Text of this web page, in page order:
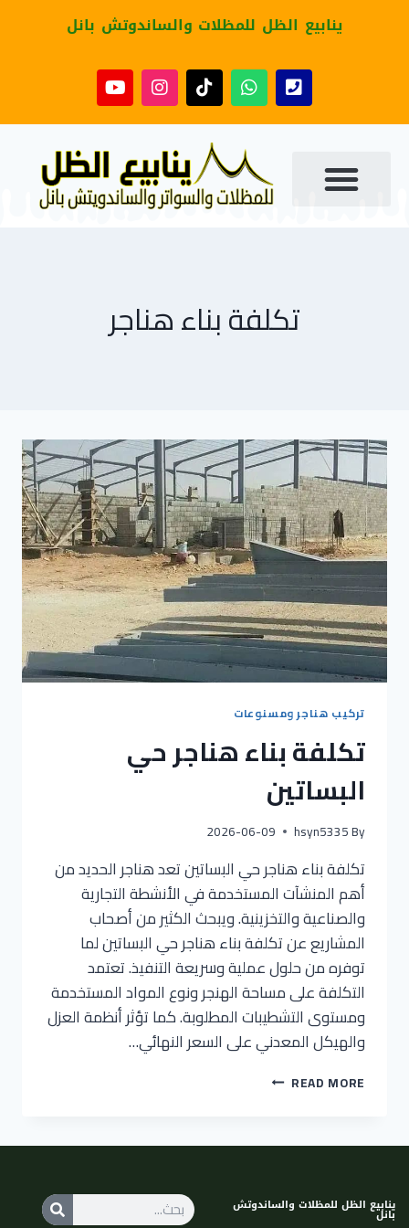
ينابيع الظل للمظلات والساندوتش بانل
تكلفة بناء هناجر
تركيب هناجر ومسنوعات
تكلفة بناء هناجر حي
البساتين
By
hsyn5335
2026-06-09
تكلفة بناء هناجر حي البساتين تعد هناجر الحديد من
أهم المنشآت المستخدمة في الأنشطة التجارية
والصناعية والتخزينية. ويبحث الكثير من أصحاب
المشاريع عن تكلفة بناء هناجر حي البساتين لما
توفره من حلول عملية وسريعة التنفيذ. تعتمد
التكلفة على مساحة الهنجر ونوع المواد المستخدمة
ومستوى التشطيبات المطلوبة. كما تؤثر أنظمة العزل
والهيكل المعدني على السعر النهائي…
READ MORE
ينابيع الظل للمظلات والساندوتش
بانل